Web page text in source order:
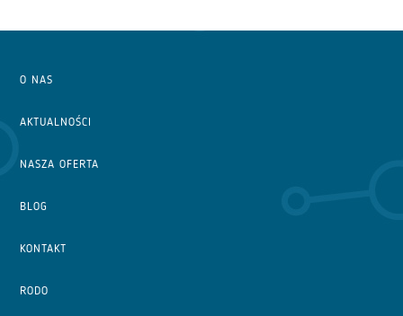
O NAS
AKTUALNOŚCI
NASZA OFERTA
BLOG
KONTAKT
RODO